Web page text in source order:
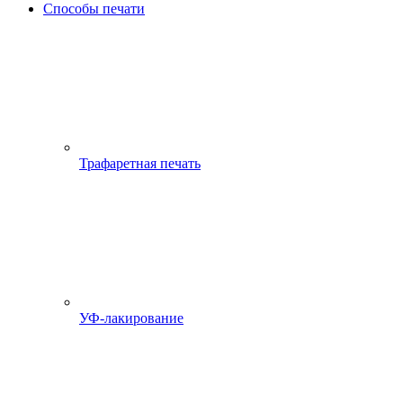
Способы печати
Трафаретная печать
УФ-лакирование